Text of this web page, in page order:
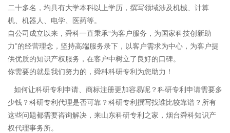
二十多名，均具有大学本科以上学历，撰写领域涉及机械、计算
机、机器人、电学、医药等。
自公司成立以来，舜科一直秉承“为客户服务，为国家科技创新助
力”的经营理念，坚持高端服务录下，以客户需求为中心，为客户提
供优质的知识产权服务，在客户中树立了良好的口碑。
你需要的就是我们努力的，舜科科研专利为您助力！
如何让科研专利申请、商标注册更加容易呢？科研专利申请需要多
少钱？科研专利代理是否可靠？科研专利撰写找谁比较靠谱？所有
这些问题都需要咨询解决，来山东科研专利之家，烟台舜科知识产
权代理事务所。